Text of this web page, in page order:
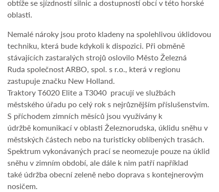
obtíže se sjízdností silnic a dostupností obcí v této horské
oblasti.
Nemalé nároky jsou proto kladeny na spolehlivou úklidovou
techniku, která bude kdykoli k dispozici. Při obměně
stávajících zastaralých strojů oslovilo Město Železná
Ruda společnost ARBO, spol. s r.o., která v regionu
zastupuje značku New Holland.
Traktory T6020 Elite a T3040 pracují ve službách
městského úřadu po celý rok s nejrůznějším příslušenstvím.
S příchodem zimních měsíců jsou využívány k
údržbě komunikací v oblasti Železnorudska, úklidu sněhu v
městských částech nebo na turisticky oblíbených trasách.
Spektrum vykonávaných prací se neomezuje pouze na úklid
sněhu v zimním období, ale dále k nim patří například
také údržba obecní zeleně nebo doprava s kontejnerovým
nosičem.